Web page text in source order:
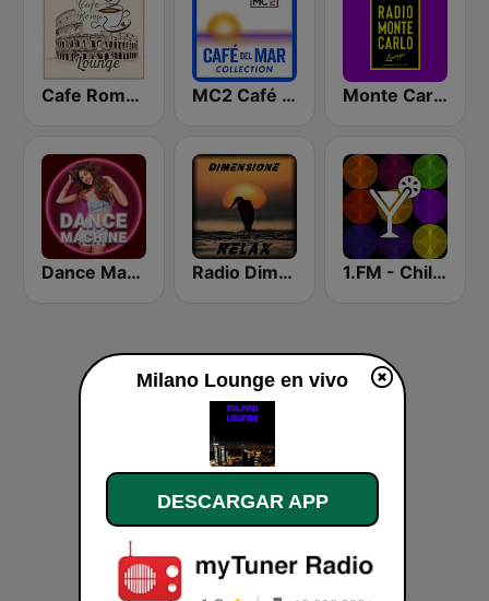
Cafe Roma Lounge MC2 Café Del Mar Collection Monte Carlo Lounge
Dance Machine Radio Dimensione Relax (RDR) 1.FM - Chillout Lounge
Milano Lounge en vivo
DESCARGAR APP